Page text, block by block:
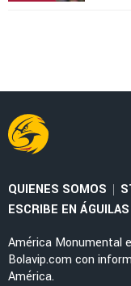
QUIENES SOMOS |
ESCRIBE EN
América Monumental
Bolavip.com con
América.